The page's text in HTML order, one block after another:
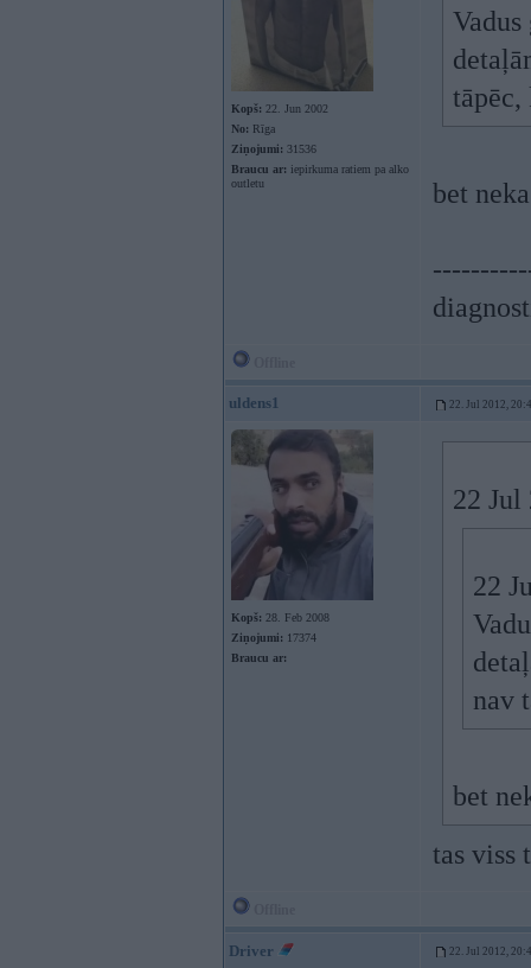
Kopš: 22. Jun 2002
No: Rīga
Ziņojumi: 31536
Braucu ar: iepirkuma ratiem pa alko
outletu
tāpēc,
bet
uldens1 22. Jul 2012,
Kopš: 28. Feb 2008
Ziņojumi: 17374
Braucu ar:
22
22
nav
bet
tas viss
Driver 22. Jul 2012,